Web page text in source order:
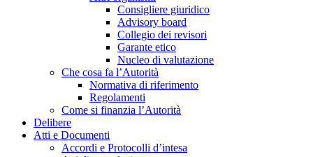
Consigliere giuridico
Advisory board
Collegio dei revisori
Garante etico
Nucleo di valutazione
Che cosa fa l’Autorità
Normativa di riferimento
Regolamenti
Come si finanzia l’Autorità
Delibere
Atti e Documenti
Accordi e Protocolli d’intesa